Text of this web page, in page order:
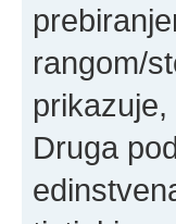
rangom/
Druga